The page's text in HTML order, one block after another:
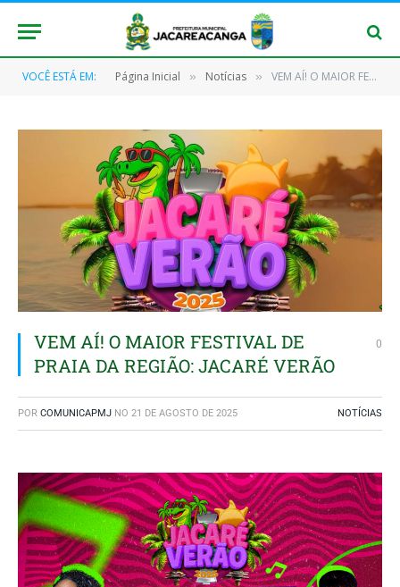
VOCÊ ESTÁ EM: Página Inicial » Notícias » VEM AÍ! O MAIOR FESTIVAL DE PRAIA DA REGIÃO: JACARÉ VERÃO
VEM AÍ! O MAIOR FESTIVAL DE
PRAIA DA REGIÃO: JACARÉ VERÃO
0
POR COMUNICAPMJ NO 21 DE AGOSTO DE 2025 NOTÍCIAS